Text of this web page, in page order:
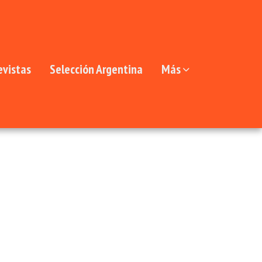
Selección Argentina Más